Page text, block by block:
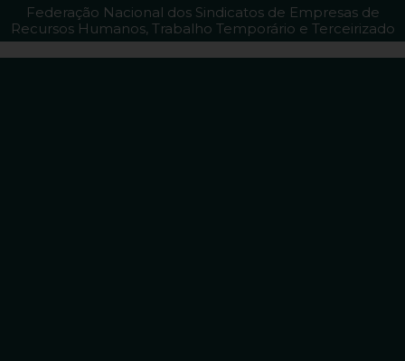
Federação Nacional dos Sindicatos de Empresas de
Recursos Humanos, Trabalho Temporário e Terceirizado